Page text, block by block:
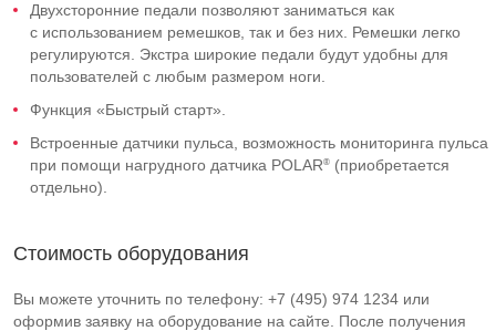
Двухсторонние педали позволяют заниматься как
с использованием ремешков, так и без них. Ремешки легко
регулируются. Экстра широкие педали будут удобны для
пользователей с любым размером ноги.
Функция «Быстрый старт».
Встроенные датчики пульса, возможность мониторинга пульса
при помощи нагрудного датчика POLAR® (приобретается
отдельно).
Стоимость оборудования
Вы можете уточнить по телефону: +7 (495) 974 1234 или
оформив заявку на оборудование на сайте. После получения